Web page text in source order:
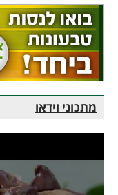
מתכוני וידאו